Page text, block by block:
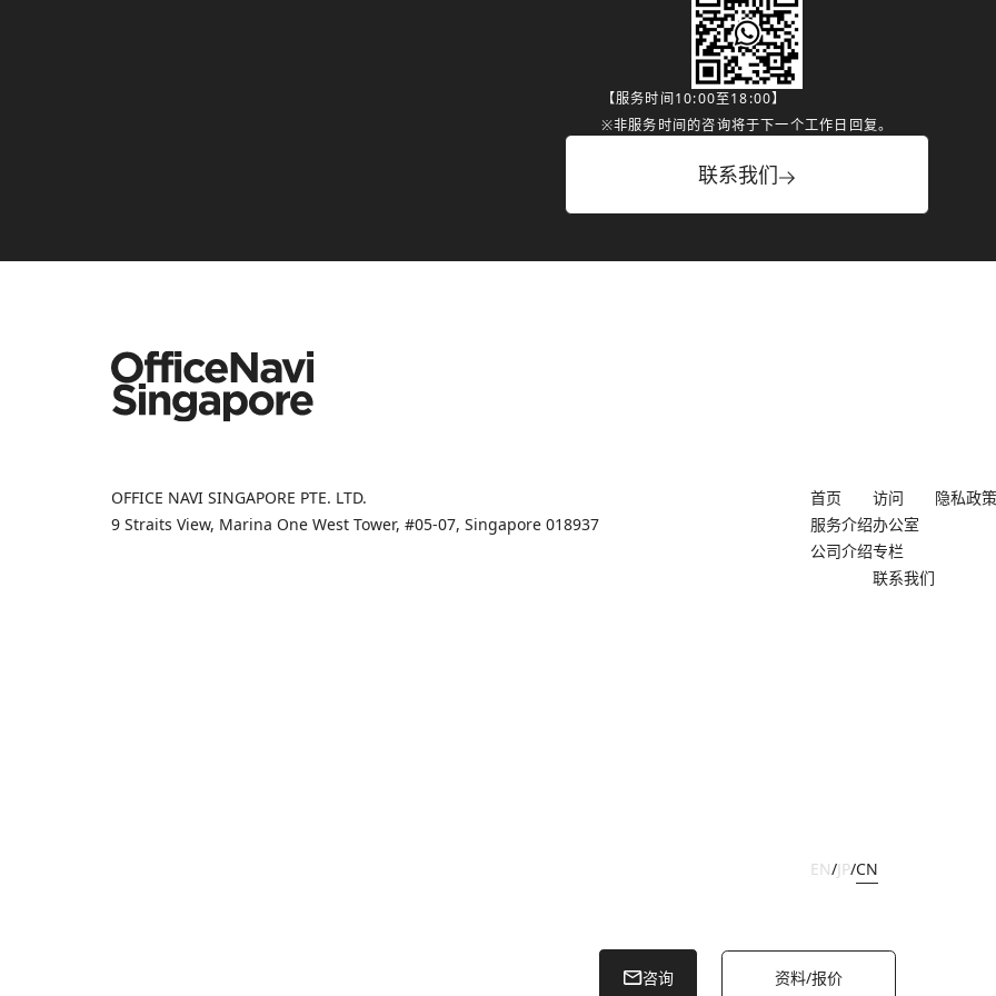
咨询 资料/报价
【服务时间10:00至18:00】
※非服务时间的咨询将于下一个工作日回复。
联系我们
OFFICE NAVI SINGAPORE PTE. LTD.
9 Straits View, Marina One West Tower, #05-07, Singapore 018937
首页
服务介绍
公司介绍
访问
办公室
专栏
联系我们
隐私政
EN/JP/CN
Copyright ©2026 OFFICE NAVI SINGAPORE PTE. LTD.